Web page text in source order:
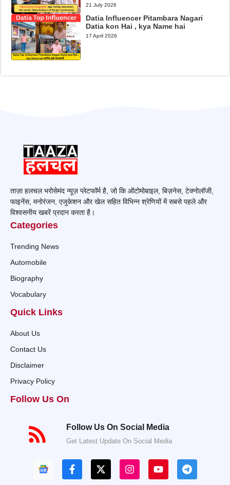
21 July 2026
Datia Influencer Pitambara Nagari
Datia kon Hai , kya Name hai
17 April 2026
ताज़ा हलचल भरोसेमंद न्यूज़ प्लेटफॉर्म है, जो कि ऑटोमोबाइल, बिज़नेस, टेक्नोलॉजी,
फाइनेंस, मनोरंजन, एजुकेशन और खेल सहित विभिन्न श्रेणियों में सबसे पहले और
विश्वसनीय खबरें प्रदान करता है।
Categories
Trending News
Automobile
Biography
Vocabulary
Quick Links
About Us
Contact Us
Disclaimer
Privacy Policy
Follow Us On
Follow Us On Social Media
Get Latest Update On Social Media